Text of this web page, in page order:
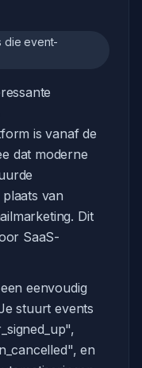
die event-
is vanaf de
dat moderne
van
Dit
SaaS-
eenvoudig
stuurt events
en